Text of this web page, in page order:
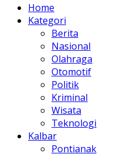
Home
Kategori
Berita
Nasional
Olahraga
Otomotif
Politik
Kriminal
Wisata
Teknologi
Kalbar
Pontianak